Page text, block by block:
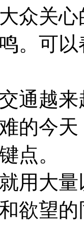
关心
。可
越来
的今
点。
大量
欲望